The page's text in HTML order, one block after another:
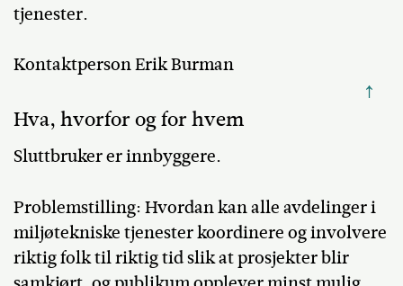
tjenester.
Kontaktperson Erik Burman
↑
Hva, hvorfor og for hvem
Sluttbruker er innbyggere.
Problemstilling: Hvordan kan alle avdelinger i
miljøtekniske tjenester koordinere og involvere
riktig folk til riktig tid slik at prosjekter blir